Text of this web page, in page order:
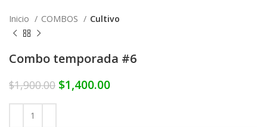
Inicio COMBOS Cultivo
Combo temporada #6
$1,900.00 $1,400.00